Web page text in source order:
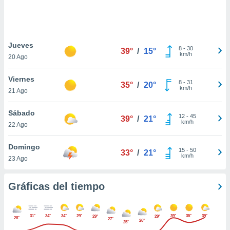
únicos
similares
como
sitio
de
posible
en
a lo que
Para
Jueves
20 Ago
39° / 15° 8- 30
km/h
Viernes
21 Ago
35° / 20° 8- 31
km/h
Sábado
22 Ago
39° / 21° 12- 45
km/h
Domingo
23 Ago
33° / 21° 15- 50
km/h
Gráficas del tiempo
28° 31° 34° 34° 29° 29°
27°
25° 26°
29° 39° 35° 39°